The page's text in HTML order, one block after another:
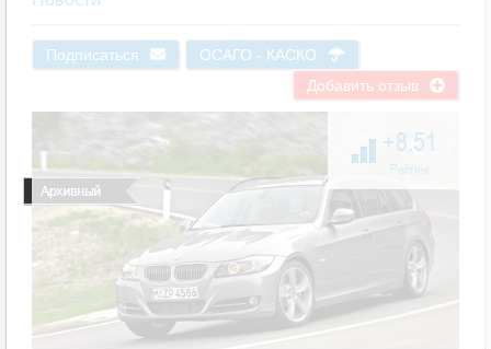
Подписаться
ОСАГО - КАСКО
Добавить отзыв
+8.51
Рейтинг